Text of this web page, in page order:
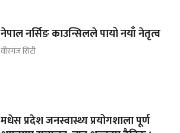
नेपाल नर्सिङ काउन्सिलले पायो नयाँ नेतृत्व
वीरगंज सिटी
मधेस प्रदेश जनस्वास्थ्य प्रयोगशाला पूर्ण